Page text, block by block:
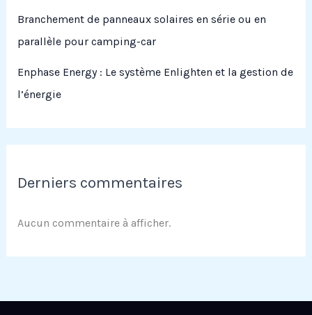
Branchement de panneaux solaires en série ou en
parallèle pour camping-car
Enphase Energy : Le système Enlighten et la gestion de
l’énergie
Derniers commentaires
Aucun commentaire à afficher.